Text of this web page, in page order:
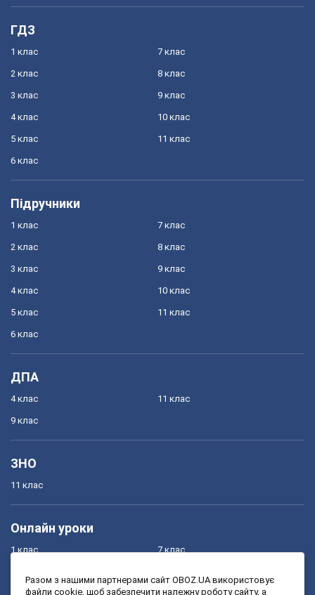
ГДЗ
1 клас
2 клас
3 клас
4 клас
5 клас
6 клас
7 клас
8 клас
9 клас
10 клас
11 клас
Підручники
1 клас
2 клас
3 клас
4 клас
5 клас
6 клас
7 клас
8 клас
9 клас
10 клас
11 клас
ДПА
4 клас
9 клас
11 клас
ЗНО
11 клас
Онлайн уроки
1 клас 7 клас
Разом з нашими партнерами сайт OBOZ.UA використовує
файли cookie, щоб забезпечити належну роботу сайту, а